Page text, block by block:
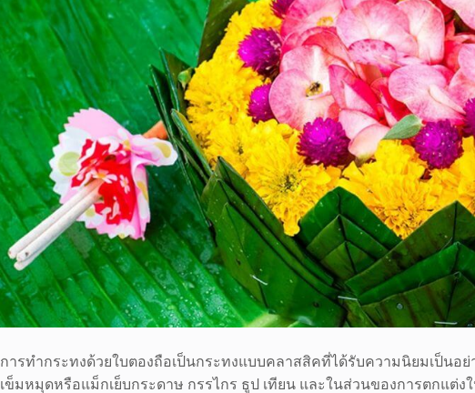
การทำกระทงด้วยใบตองถือเป็นกระทงแบบคลาสสิคที่ได้รับความนิยมเป็น
เข็มหมุดหรือแม็กเย็บกระดาษ กรรไกร ธูป เทียน และในส่วนของการตกแต่